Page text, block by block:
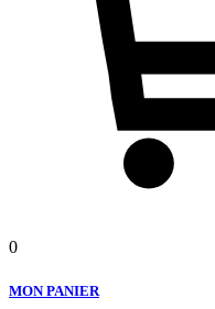
0
MON PANIER